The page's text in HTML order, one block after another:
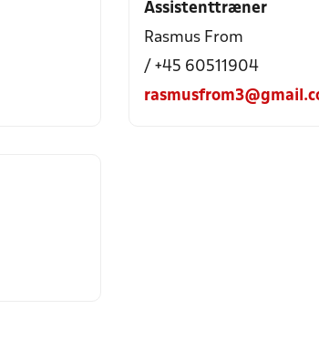
Assistenttræner
Rasmus From
/ +45 60511904